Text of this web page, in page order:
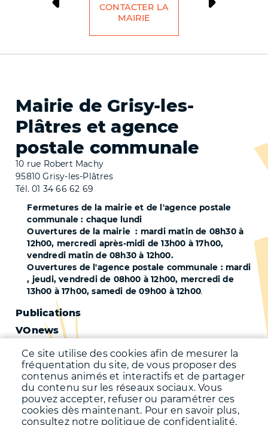
CONTACTER LA
MAIRIE
Mairie de Grisy-les-
Plâtres et agence
postale communale
10 rue Robert Machy
95810 Grisy-les-Plâtres
Tél. 01 34 66 62 69
Fermetures de la mairie et de l'agence postale
communale : chaque lundi
Ouvertures de la mairie : mardi matin de 08h30 à
12h00, mercredi après-midi de 13h00 à 17h00,
vendredi matin de 08h30 à 12h00.
Ouvertures de l'agence postale communale : mardi
, jeudi, vendredi de 08h00 à 12h00, mercredi de
13h00 à 17h00, samedi de 09h00 à 12h00.
Pied
de
page
-
Second
Publications
VOnews
Trafic
Qualité de l'air
Qualité de l'eau
Météo
Ce site utilise des cookies afin de mesurer la
fréquentation du site, de vous proposer des
contenus animés et interactifs et de partager
du contenu sur les réseaux sociaux. Vous
pouvez accepter, refuser ou paramétrer ces
cookies dès maintenant. Pour en savoir plus,
consultez notre politique de confidentialité.